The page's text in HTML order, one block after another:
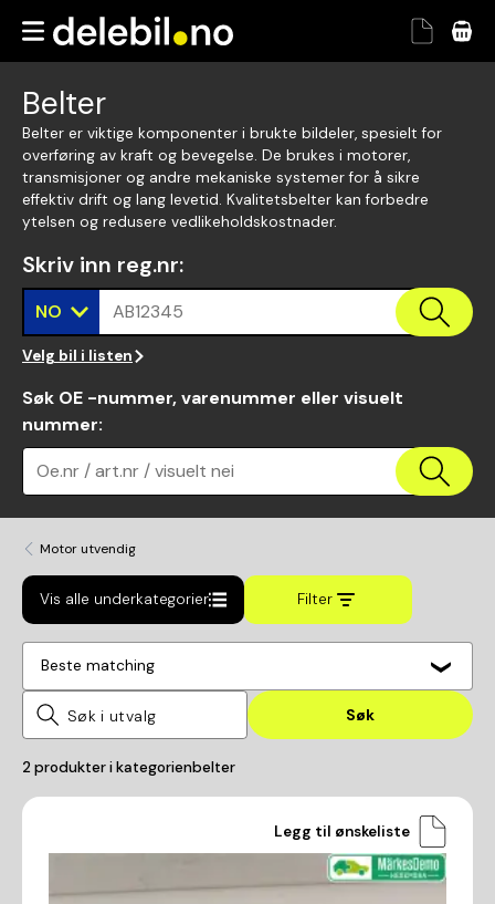
Belter
Belter er viktige komponenter i brukte bildeler, spesielt for
overføring av kraft og bevegelse. De brukes i motorer,
transmisjoner og andre mekaniske systemer for å sikre
effektiv drift og lang levetid. Kvalitetsbelter kan forbedre
ytelsen og redusere vedlikeholdskostnader.
Skriv inn reg.nr:
NO AB12345
Velg bil i listen
Søk OE -nummer, varenummer eller visuelt
nummer:
Oe.nr / art.nr / visuelt nei
Motor utvendig
Vis alle underkategorier Filter
Beste matching
Søk
2 produkter i kategorienbelter
Legg til ønskeliste